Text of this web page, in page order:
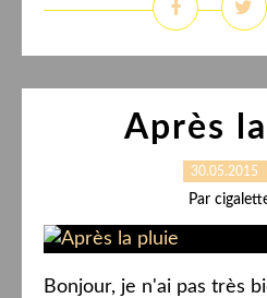
Après
30.05.2015
Par
Bonjour, je n'ai pas très